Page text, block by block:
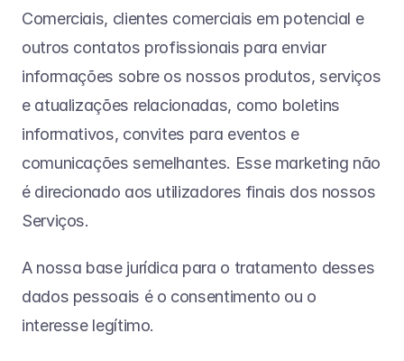
Comerciais, clientes comerciais em potencial e
outros contatos profissionais para enviar
informações sobre os nossos produtos, serviços
e atualizações relacionadas, como boletins
informativos, convites para eventos e
comunicações semelhantes. Esse marketing não
é direcionado aos utilizadores finais dos nossos
Serviços.
A nossa base jurídica para o tratamento desses
dados pessoais é o consentimento ou o
interesse legítimo.